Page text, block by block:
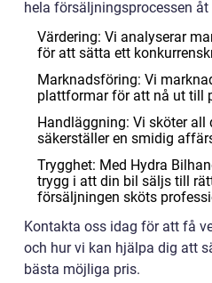
hela försäljningsprocessen åt
Värdering: Vi analyserar
för att sätta ett
Marknadsföring: Vi
plattformar för att nå ut till
Handläggning: Vi sköter
säkerställer en smidig
Trygghet: Med Hydra
trygg i att din bil säljs till
försäljningen sköts
Kontakta oss idag för att få
och hur vi kan hjälpa dig att
bästa möjliga pris.